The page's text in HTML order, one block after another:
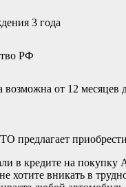
3 года
РФ
возможна от 12 месяцев
предлагает
в кредите на покупку
хотите вникать в